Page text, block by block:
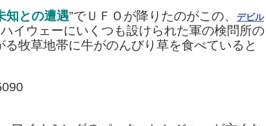
知との遭遇”でＵＦＯが降りたのがこの、
デビル
イウェーにいくつも設けられた軍の検問所の
牧草地帯に牛がのんびり草を食べていると